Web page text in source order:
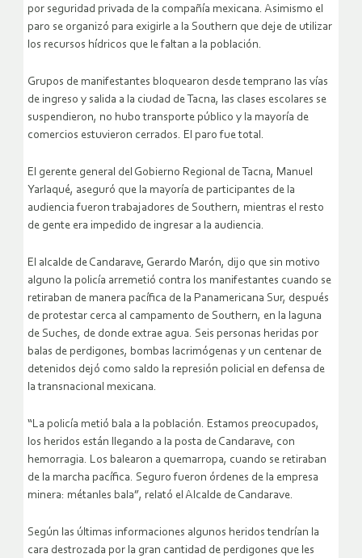
por seguridad privada de la compañía mexicana. Asimismo el
paro se organizó para exigirle a la Southern que deje de utilizar
los recursos hídricos que le faltan a la población.
Grupos de manifestantes bloquearon desde temprano las vías
de ingreso y salida a la ciudad de Tacna, las clases escolares se
suspendieron, no hubo transporte público y la mayoría de
comercios estuvieron cerrados. El paro fue total.
El gerente general del Gobierno Regional de Tacna, Manuel
Yarlaqué, aseguró que la mayoría de participantes de la
audiencia fueron trabajadores de Southern, mientras el resto
de gente era impedido de ingresar a la audiencia.
El alcalde de Candarave, Gerardo Marón, dijo que sin motivo
alguno la policía arremetió contra los manifestantes cuando se
retiraban de manera pacífica de la Panamericana Sur, después
de protestar cerca al campamento de Southern, en la laguna
de Suches, de donde extrae agua. Seis personas heridas por
balas de perdigones, bombas lacrimógenas y un centenar de
detenidos dejó como saldo la represión policial en defensa de
la transnacional mexicana.
“La policía metió bala a la población. Estamos preocupados,
los heridos están llegando a la posta de Candarave, con
hemorragia. Los balearon a quemarropa, cuando se retiraban
de la marcha pacífica. Seguro fueron órdenes de la empresa
minera: métanles bala”, relató el Alcalde de Candarave.
Según las últimas informaciones algunos heridos tendrían la
cara destrozada por la gran cantidad de perdigones que les